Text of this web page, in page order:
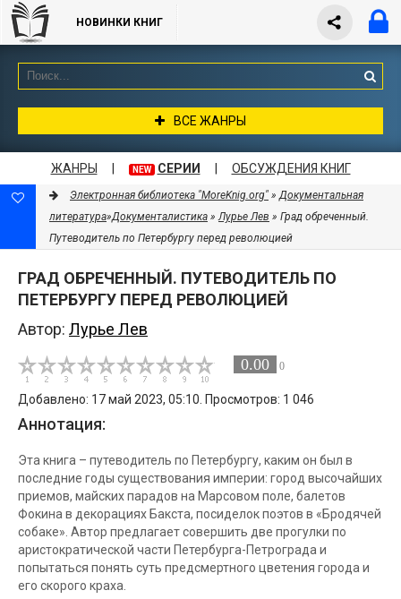
НОВИНКИ КНИГ
ВСЕ ЖАНРЫ
ЖАНРЫ NEW СЕРИИ ОБСУЖДЕНИЯ КНИГ
Электронная библиотека "MoreKnig.org" »Документальная
литература»Документалистика »Лурье Лев » Град обреченный.
Путеводитель по Петербургу перед революцией
ГРАД ОБРЕЧЕННЫЙ. ПУТЕВОДИТЕЛЬ ПО
ПЕТЕРБУРГУ ПЕРЕД РЕВОЛЮЦИЕЙ
Автор: Лурье Лев
0.00 0
Добавлено: 17 май 2023, 05:10. Просмотров: 1 046
Аннотация:
Эта книга – путеводитель по Петербургу, каким он был в
последние годы существования империи: город высочайших
приемов, майских парадов на Марсовом поле, балетов
Фокина в декорациях Бакста, посиделок поэтов в «Бродячей
собаке». Автор предлагает совершить две прогулки по
аристократической части Петербурга-Петрограда и
попытаться понять суть предсмертного цветения города и
его скорого краха.